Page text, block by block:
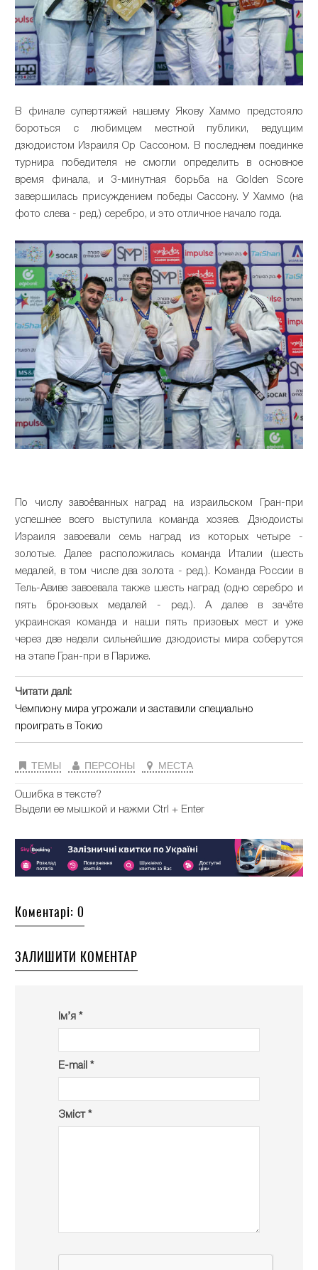
В финале супертяжей нашему Якову Хаммо предстояло
бороться с любимцем местной публики, ведущим
дзюдоистом Израиля Ор Сассоном. В последнем поединке
турнира победителя не смогли определить в основное
время финала, и 3-минутная борьба на Golden Score
завершилась присуждением победы Сассону. У Хаммо (на
фото слева - ред.) серебро, и это отличное начало года.
По числу завоёванных наград на израильском Гран-при
успешнее всего выступила команда хозяев. Дзюдоисты
Израиля завоевали семь наград из которых четыре -
золотые. Далее расположилась команда Италии (шесть
медалей, в том числе два золота - ред.). Команда России в
Тель-Авиве завоевала также шесть наград (одно серебро и
пять бронзовых медалей - ред.). А далее в зачёте
украинская команда и наши пять призовых мест и уже
через две недели сильнейшие дзюдоисты мира соберутся
на этапе Гран-при в Париже.
Читати далі:
Чемпиону мира угрожали и заставили специально
проиграть в Токио
ТЕМЫ ПЕРСОНЫ МЕСТА
Ошибка в тексте?
Выдели ее мышкой и нажми Ctrl + Enter
Коментарі: 0
ЗАЛИШИТИ КОМЕНТАР
Ім’я *
E-mail *
Зміст *